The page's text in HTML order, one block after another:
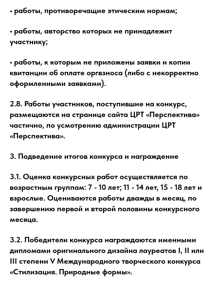
• работы, противоречащие этическим нормам;
• работы, авторство которых не принадлежит
участнику;
• работы, к которым не приложены заявки и копии
квитанции об оплате оргвзноса (либо с некорректно
оформленными заявками).
2.8. Работы участников, поступившие на конкурс,
размещаются на странице сайта ЦРТ «Перспектива»
частично, по усмотрению администрации ЦРТ
«Перспектива».
3. Подведение итогов конкурса и награждение
3.1. Оценка конкурсных работ осуществляется по
возрастным группам: 7 - 10 лет; 11 - 14 лет, 15 - 18 лет и
взрослые. Оцениваются работы дважды в месяц, по
завершению первой и второй половины конкурсного
месяца.
3.2. Победители конкурса награждаются именными
дипломами оригинального дизайна лауреатов I, II или
III степени V Международного творческого конкурса
«Стилизация. Природные формы».